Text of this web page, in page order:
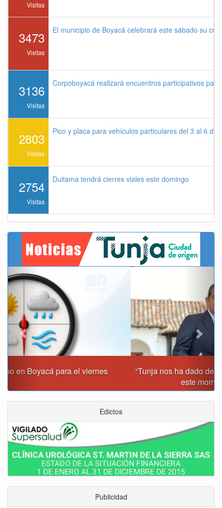
Visitas
3473
Visitas
El municipio de Boyacá celebrará este sábado su
3136
Visitas
Corpoboyacá realizará encuentros participativos
2803
Visitas
Pico y placa para vehículos particulares del 3 al 6 de
2754
Visitas
Duitama tendrá cierres viales este domingo
“Tunja nos ha dado demasiado y no podemos fallarle en
Previous
Edictos
Publicidad